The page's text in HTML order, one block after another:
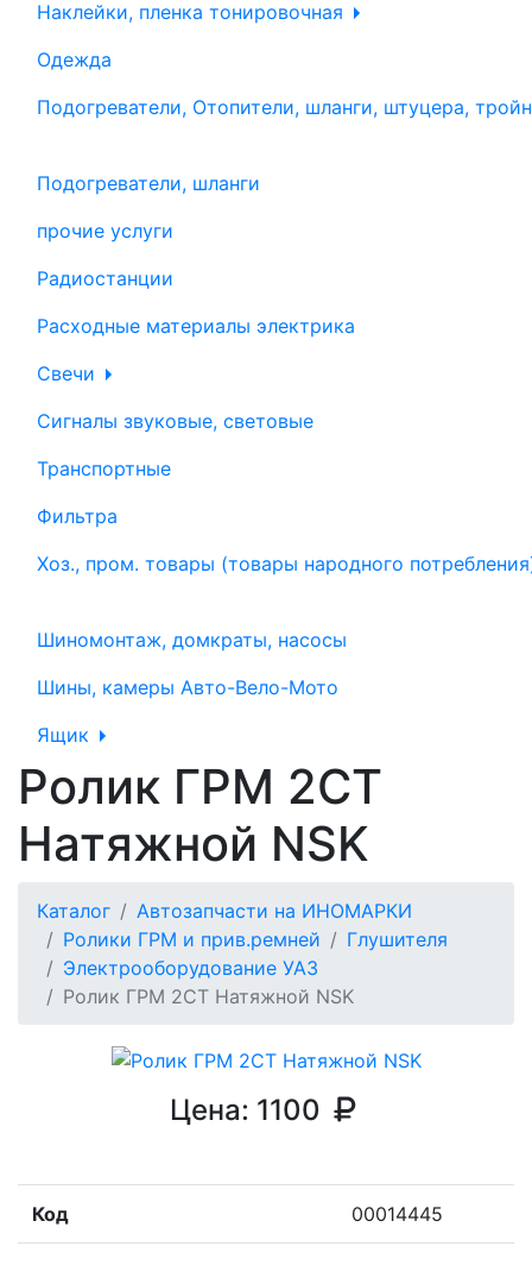
Наклейки, пленка тонировочная
Одежда
Подогреватели, Отопители, шланги, штуцера,
Подогреватели, шланги
прочие услуги
Радиостанции
Расходные материалы электрика
Свечи
Сигналы звуковые, световые
Транспортные
Фильтра
Хоз., пром. товары (товары народного
Шиномонтаж, домкраты, насосы
Шины, камеры Авто-Вело-Мото
Ящик
Ролик ГРМ 2CT
Натяжной NSK
Каталог
Автозапчасти на ИНОМАРКИ
Ролики ГРМ и прив.ремней
Глушителя
Электрооборудование УАЗ
Ролик ГРМ 2CT Натяжной NSK
Цена: 1100
Код 00014445